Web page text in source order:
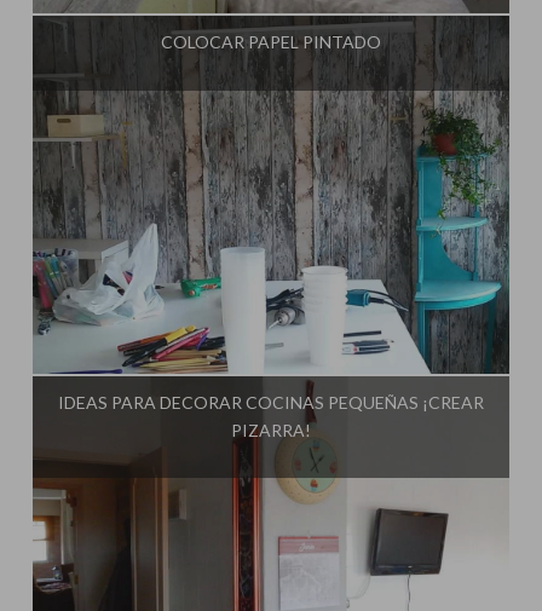
COLOCAR PAPEL PINTADO
Influencer: El Taller de Ire
IDEAS PARA DECORAR COCINAS PEQUEÑAS ¡CREAR
PIZARRA!